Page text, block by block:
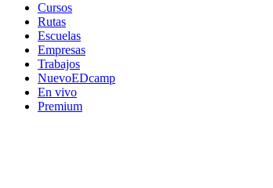
Cursos
Rutas
Escuelas
Empresas
Trabajos
NuevoEDcamp
En vivo
Premium